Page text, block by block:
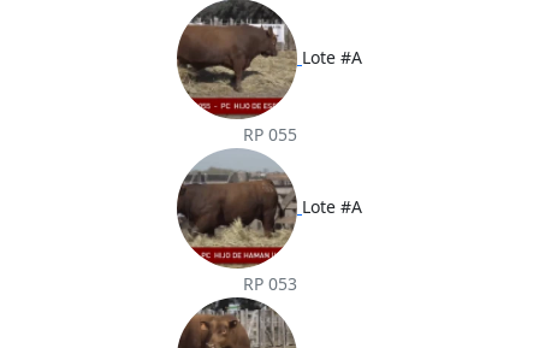
Lote #A
RP 055
Lote #A
RP 053